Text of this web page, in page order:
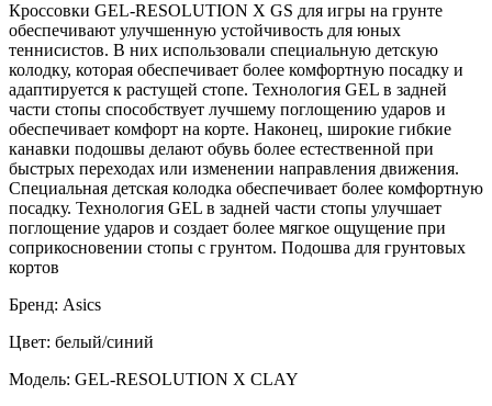
Кроссовки GEL-RESOLUTION X GS для игры на грунте
обеспечивают улучшенную устойчивость для юных
теннисистов. В них использовали специальную детскую
колодку, которая обеспечивает более комфортную посадку и
адаптируется к растущей стопе. Технология GEL в задней
части стопы способствует лучшему поглощению ударов и
обеспечивает комфорт на корте. Наконец, широкие гибкие
канавки подошвы делают обувь более естественной при
быстрых переходах или изменении направления движения.
Специальная детская колодка обеспечивает более комфортную
посадку. Технология GEL в задней части стопы улучшает
поглощение ударов и создает более мягкое ощущение при
соприкосновении стопы с грунтом. Подошва для грунтовых
кортов
Бренд: Asics
Цвет: белый/синий
Модель: GEL-RESOLUTION X CLAY